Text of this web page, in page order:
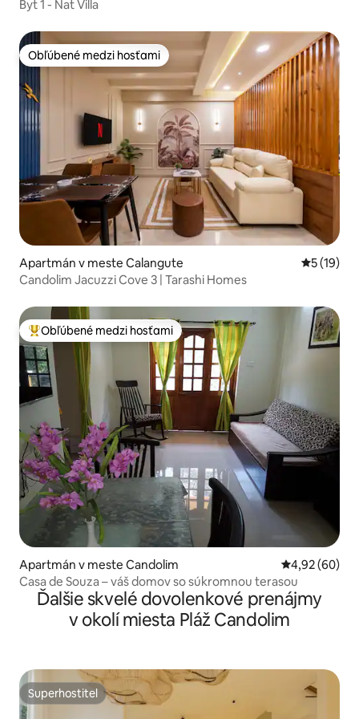
Byt 1 - Nat Villa
Obľúbené medzi hosťami
Obľúbené medzi hosťami
Apartmán v meste Calangute
5 (19)
Candolim Jacuzzi Cove 3 | Tarashi Homes
Najobľúbenejšie medzi hosťami
Obľúbené medzi hosťami
Apartmán v meste Candolim Priemerné
4,92 (60)
Casa de Souza – váš domov so súkromnou terasou
Ďalšie skvelé dovolenkové prenájmy
v okolí miesta Pláž Candolim
Superhostiteľ
Superhostiteľ